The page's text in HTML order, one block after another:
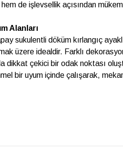
de işlevsellik açısından
Alanları
sukulentli döküm kırlangıç
üzere idealdir. Farklı
dikkat çekici bir odak noktası
bir uyum içinde çalışarak,